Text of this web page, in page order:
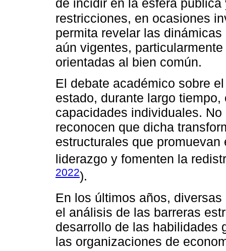
de incidir en la esfera pública
restricciones, en ocasiones
permita revelar las
aún vigentes,
orientadas al bien común.
El debate académico sobre
estado, durante largo
capacidades individuales.
reconocen que dicha
estructurales que
liderazgo y fomenten la
2022).
En los últimos años,
el análisis de las barreras
desarrollo de las habilidades
las organizaciones de